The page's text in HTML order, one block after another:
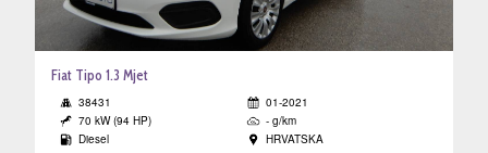
Fiat Tipo 1.3 Mjet
38431
01-2021
70 kW (94 HP)
- g/km
Diesel
HRVATSKA